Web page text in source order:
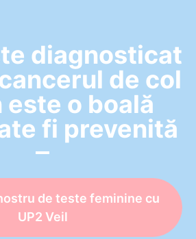
diagnosticat
de col
o boală
fi prevenită
de teste feminine cu
UP2 Veil